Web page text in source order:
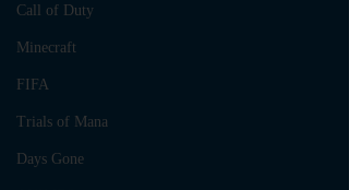
Call of Duty
Minecraft
FIFA
Trials of Mana
Days Gone